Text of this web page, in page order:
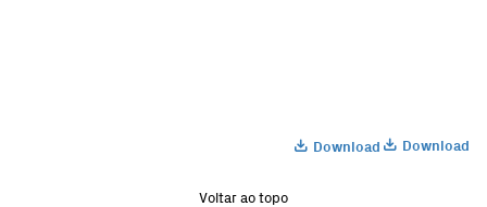
Download
Download
Voltar ao topo